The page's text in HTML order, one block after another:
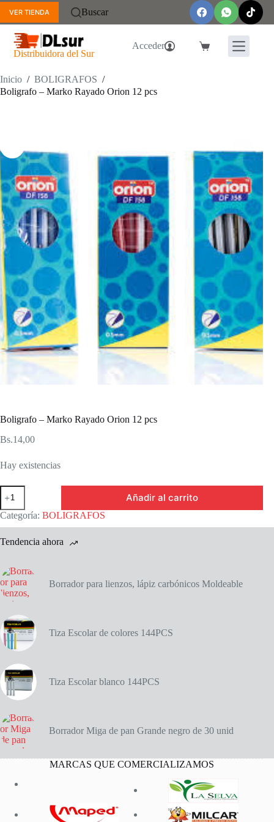
Saltar
contenido
VER TIENDA Buscar
Distribuidora del Sur
Acceder
Carro
Inicio / BOLIGRAFOS /
Boligrafo – Marko Rayado Orion 12 pcs
Boligrafo – Marko Rayado Orion 12 pcs
Bs.14,00
Hay existencias
Boligrafo
Marko
Rayado
12
Añadir al carrito
Categoría: BOLIGRAFOS
Tendencia ahora
Borrador para lienzos, lápiz carbónicos Moldeable
Tiza Escolar de colores 144PCS
Tiza Escolar blanco 144PCS
Borrador Miga de pan Grande negro de 30 unid
MARCAS QUE COMERCIALIZAMOS